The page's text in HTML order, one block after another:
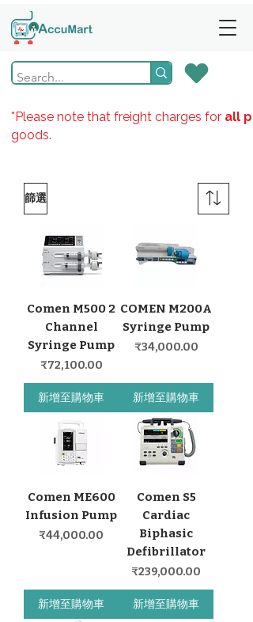
*Please note that freight charges for all
goods.
篩選
Comen M500 2
Channel
Syringe Pump
價格
₹72,100.00
新增至購物車
COMEN M200A
Syringe Pump
價格
₹34,000.00
新增至購物車
Comen ME600
Infusion Pump
價格
₹44,000.00
新增至購物車
Comen S5
Cardiac
Biphasic
Defibrillator
價格
₹239,000.00
新增至購物車